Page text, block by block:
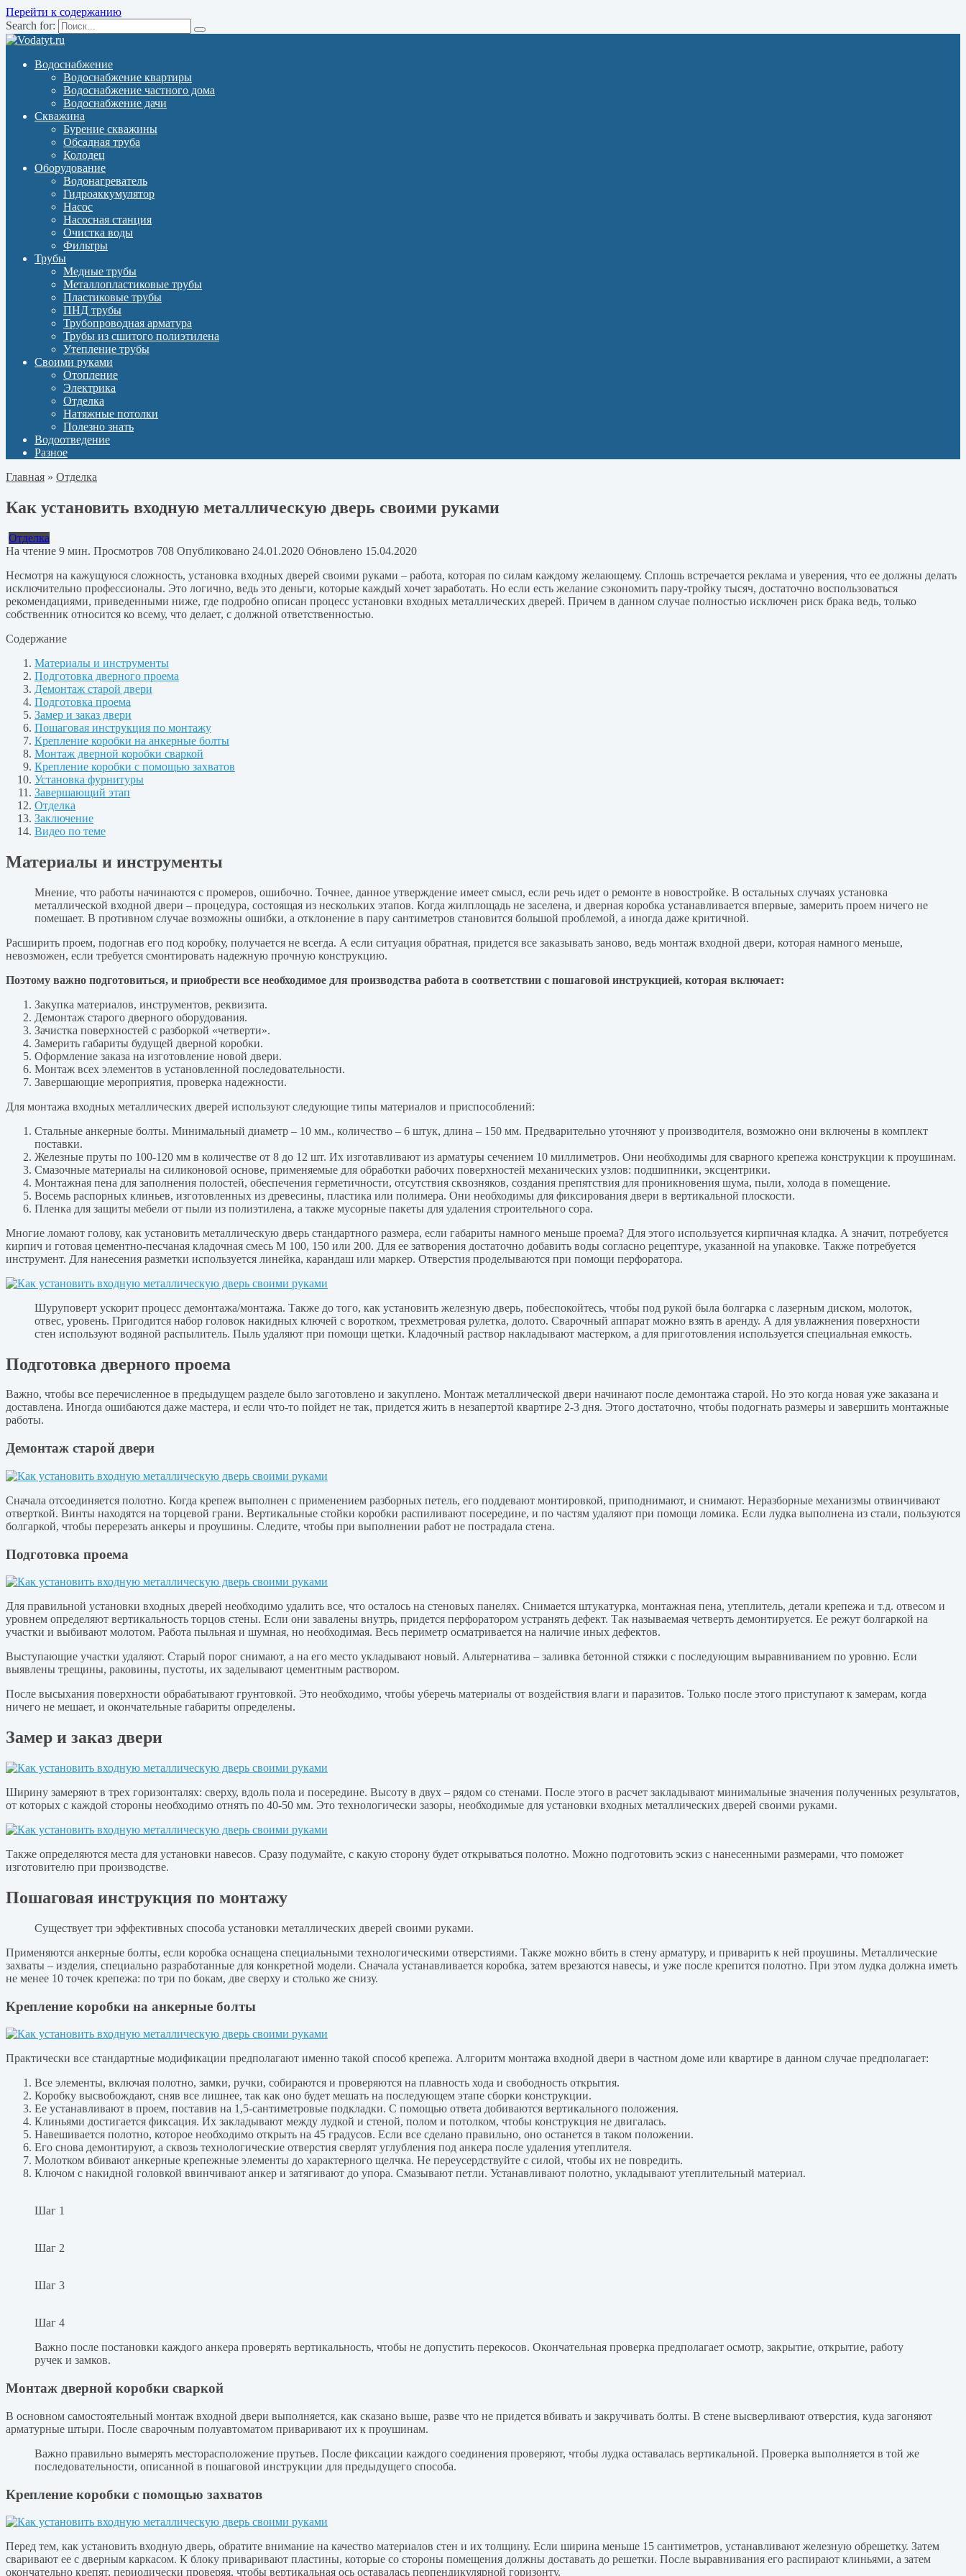
Перейти к содержанию
Search for:
Водоснабжение
Водоснабжение квартиры
Водоснабжение частного дома
Водоснабжение дачи
Скважина
Бурение скважины
Обсадная труба
Колодец
Оборудование
Водонагреватель
Гидроаккумулятор
Насос
Насосная станция
Очистка воды
Фильтры
Трубы
Медные трубы
Металлопластиковые трубы
Пластиковые трубы
ПНД трубы
Трубопроводная арматура
Трубы из сшитого полиэтилена
Утепление трубы
Своими руками
Отопление
Электрика
Отделка
Натяжные потолки
Полезно знать
Водоотведение
Разное
Главная » Отделка
Как установить входную металлическую дверь своими руками
Отделка
На чтение 9 мин. Просмотров 708 Опубликовано 24.01.2020 Обновлено 15.04.2020
Несмотря на кажущуюся сложность, установка входных дверей своими руками – работа, которая по силам каждому желающему. Сплошь встречается реклама и уверения, что ее должны делать
исключительно профессионалы. Это логично, ведь это деньги, которые каждый хочет заработать. Но если есть желание сэкономить пару-тройку тысяч, достаточно воспользоваться
рекомендациями, приведенными ниже, где подробно описан процесс установки входных металлических дверей. Причем в данном случае полностью исключен риск брака ведь, только
собственник относится ко всему, что делает, с должной ответственностью.
Содержание
Материалы и инструменты
Подготовка дверного проема
Демонтаж старой двери
Подготовка проема
Замер и заказ двери
Пошаговая инструкция по монтажу
Крепление коробки на анкерные болты
Монтаж дверной коробки сваркой
Крепление коробки с помощью захватов
Установка фурнитуры
Завершающий этап
Отделка
Заключение
Видео по теме
Материалы и инструменты
Мнение, что работы начинаются с промеров, ошибочно. Точнее, данное утверждение имеет смысл, если речь идет о ремонте в новостройке. В остальных случаях установка
металлической входной двери – процедура, состоящая из нескольких этапов. Когда жилплощадь не заселена, и дверная коробка устанавливается впервые, замерить проем ничего не
помешает. В противном случае возможны ошибки, а отклонение в пару сантиметров становится большой проблемой, а иногда даже критичной.
Расширить проем, подогнав его под коробку, получается не всегда. А если ситуация обратная, придется все заказывать заново, ведь монтаж входной двери, которая намного меньше,
невозможен, если требуется смонтировать надежную прочную конструкцию.
Поэтому важно подготовиться, и приобрести все необходимое для производства работа в соответствии с пошаговой инструкцией, которая включает:
Закупка материалов, инструментов, реквизита.
Демонтаж старого дверного оборудования.
Зачистка поверхностей с разборкой «четверти».
Замерить габариты будущей дверной коробки.
Оформление заказа на изготовление новой двери.
Монтаж всех элементов в установленной последовательности.
Завершающие мероприятия, проверка надежности.
Для монтажа входных металлических дверей используют следующие типы материалов и приспособлений:
Стальные анкерные болты. Минимальный диаметр – 10 мм., количество – 6 штук, длина – 150 мм. Предварительно уточняют у производителя, возможно они включены в комплект
поставки.
Железные пруты по 100-120 мм в количестве от 8 до 12 шт. Их изготавливают из арматуры сечением 10 миллиметров. Они необходимы для сварного крепежа конструкции к проушинам.
Смазочные материалы на силиконовой основе, применяемые для обработки рабочих поверхностей механических узлов: подшипники, эксцентрики.
Монтажная пена для заполнения полостей, обеспечения герметичности, отсутствия сквозняков, создания препятствия для проникновения шума, пыли, холода в помещение.
Восемь распорных клиньев, изготовленных из древесины, пластика или полимера. Они необходимы для фиксирования двери в вертикальной плоскости.
Пленка для защиты мебели от пыли из полиэтилена, а также мусорные пакеты для удаления строительного сора.
Многие ломают голову, как установить металлическую дверь стандартного размера, если габариты намного меньше проема? Для этого используется кирпичная кладка. А значит, потребуется
кирпич и готовая цементно-песчаная кладочная смесь М 100, 150 или 200. Для ее затворения достаточно добавить воды согласно рецептуре, указанной на упаковке. Также потребуется
инструмент. Для нанесения разметки используется линейка, карандаш или маркер. Отверстия проделываются при помощи перфоратора.
Шуруповерт ускорит процесс демонтажа/монтажа. Также до того, как установить железную дверь, побеспокойтесь, чтобы под рукой была болгарка с лазерным диском, молоток,
отвес, уровень. Пригодится набор головок накидных ключей с воротком, трехметровая рулетка, долото. Сварочный аппарат можно взять в аренду. А для увлажнения поверхности
стен используют водяной распылитель. Пыль удаляют при помощи щетки. Кладочный раствор накладывают мастерком, а для приготовления используется специальная емкость.
Подготовка дверного проема
Важно, чтобы все перечисленное в предыдущем разделе было заготовлено и закуплено. Монтаж металлической двери начинают после демонтажа старой. Но это когда новая уже заказана и
доставлена. Иногда ошибаются даже мастера, и если что-то пойдет не так, придется жить в незапертой квартире 2-3 дня. Этого достаточно, чтобы подогнать размеры и завершить монтажные
работы.
Демонтаж старой двери
Сначала отсоединяется полотно. Когда крепеж выполнен с применением разборных петель, его поддевают монтировкой, приподнимают, и снимают. Неразборные механизмы отвинчивают
отверткой. Винты находятся на торцевой грани. Вертикальные стойки коробки распиливают посередине, и по частям удаляют при помощи ломика. Если лудка выполнена из стали, пользуются
болгаркой, чтобы перерезать анкеры и проушины. Следите, чтобы при выполнении работ не пострадала стена.
Подготовка проема
Для правильной установки входных дверей необходимо удалить все, что осталось на стеновых панелях. Снимается штукатурка, монтажная пена, утеплитель, детали крепежа и т.д. отвесом и
уровнем определяют вертикальность торцов стены. Если они завалены внутрь, придется перфоратором устранять дефект. Так называемая четверть демонтируется. Ее режут болгаркой на
участки и выбивают молотом. Работа пыльная и шумная, но необходимая. Весь периметр осматривается на наличие иных дефектов.
Выступающие участки удаляют. Старый порог снимают, а на его место укладывают новый. Альтернатива – заливка бетонной стяжки с последующим выравниванием по уровню. Если
выявлены трещины, раковины, пустоты, их заделывают цементным раствором.
После высыхания поверхности обрабатывают грунтовкой. Это необходимо, чтобы уберечь материалы от воздействия влаги и паразитов. Только после этого приступают к замерам, когда
ничего не мешает, и окончательные габариты определены.
Замер и заказ двери
Ширину замеряют в трех горизонталях: сверху, вдоль пола и посередине. Высоту в двух – рядом со стенами. После этого в расчет закладывают минимальные значения полученных результатов,
от которых с каждой стороны необходимо отнять по 40-50 мм. Это технологически зазоры, необходимые для установки входных металлических дверей своими руками.
Также определяются места для установки навесов. Сразу подумайте, с какую сторону будет открываться полотно. Можно подготовить эскиз с нанесенными размерами, что поможет
изготовителю при производстве.
Пошаговая инструкция по монтажу
Существует три эффективных способа установки металлических дверей своими руками.
Применяются анкерные болты, если коробка оснащена специальными технологическими отверстиями. Также можно вбить в стену арматуру, и приварить к ней проушины. Металлические
захваты – изделия, специально разработанные для конкретной модели. Сначала устанавливается коробка, затем врезаются навесы, и уже после крепится полотно. При этом лудка должна иметь
не менее 10 точек крепежа: по три по бокам, две сверху и столько же снизу.
Крепление коробки на анкерные болты
Практически все стандартные модификации предполагают именно такой способ крепежа. Алгоритм монтажа входной двери в частном доме или квартире в данном случае предполагает:
Все элементы, включая полотно, замки, ручки, собираются и проверяются на плавность хода и свободность открытия.
Коробку высвобождают, сняв все лишнее, так как оно будет мешать на последующем этапе сборки конструкции.
Ее устанавливают в проем, поставив на 1,5-сантиметровые подкладки. С помощью ответа добиваются вертикального положения.
Клиньями достигается фиксация. Их закладывают между лудкой и стеной, полом и потолком, чтобы конструкция не двигалась.
Навешивается полотно, которое необходимо открыть на 45 градусов. Если все сделано правильно, оно останется в таком положении.
Его снова демонтируют, а сквозь технологические отверстия сверлят углубления под анкера после удаления утеплителя.
Молотком вбивают анкерные крепежные элементы до характерного щелчка. Не переусердствуйте с силой, чтобы их не повредить.
Ключом с накидной головкой ввинчивают анкер и затягивают до упора. Смазывают петли. Устанавливают полотно, укладывают утеплительный материал.
Шаг 1
Шаг 2
Шаг 3
Шаг 4
Важно после постановки каждого анкера проверять вертикальность, чтобы не допустить перекосов. Окончательная проверка предполагает осмотр, закрытие, открытие, работу
ручек и замков.
Монтаж дверной коробки сваркой
В основном самостоятельный монтаж входной двери выполняется, как сказано выше, разве что не придется вбивать и закручивать болты. В стене высверливают отверстия, куда загоняют
арматурные штыри. После сварочным полуавтоматом приваривают их к проушинам.
Важно правильно вымерять месторасположение прутьев. После фиксации каждого соединения проверяют, чтобы лудка оставалась вертикальной. Проверка выполняется в той же
последовательности, описанной в пошаговой инструкции для предыдущего способа.
Крепление коробки с помощью захватов
Перед тем, как установить входную дверь, обратите внимание на качество материалов стен и их толщину. Если ширина меньше 15 сантиметров, устанавливают железную обрешетку. Затем
сваривают ее с дверным каркасом. К блоку приваривают пластины, которые со стороны помещения должны доставать до решетки. После выравнивания его распирают клиньями, а затем
окончательно крепят, периодически проверяя, чтобы вертикальная ось оставалась перпендикулярной горизонту.